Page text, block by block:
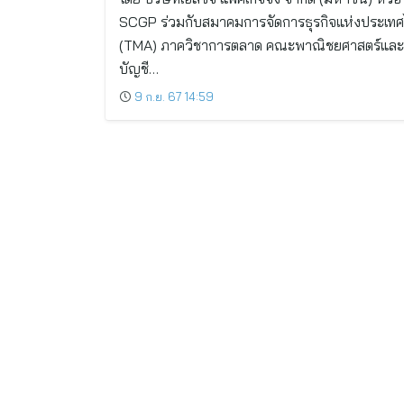
SCGP ร่วมกับสมาคมการจัดการธุรกิจแห่งประเท
(TMA) ภาควิชาการตลาด คณะพาณิชยศาสตร์แล
บัญชี…
9 ก.ย. 67 14:59